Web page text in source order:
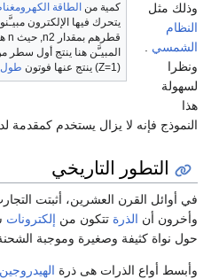
كمية من الطاقة
يتحرك فيها الإلكترون
قطرهم بمقدار
n2 , حيث n
المبيـَّن هنا ينتج أول سطر
(
Z=1 ) ينتج عنها فوتون طول
وذلك مثل
النظام
الشمسي
ونظرا
لسهولة
هذا
النموذج فإنه لا يزال يستخدم كمقدمة
التطور التاريخي
في أوائل القرن العشرين، أثبتت
وأخرون أن الذرة تتكون من إلكترونات
حول نواة كثيفة وصغيرة وموجبة
وأبسط أواع الذرات هى ذرة الهيدروجين